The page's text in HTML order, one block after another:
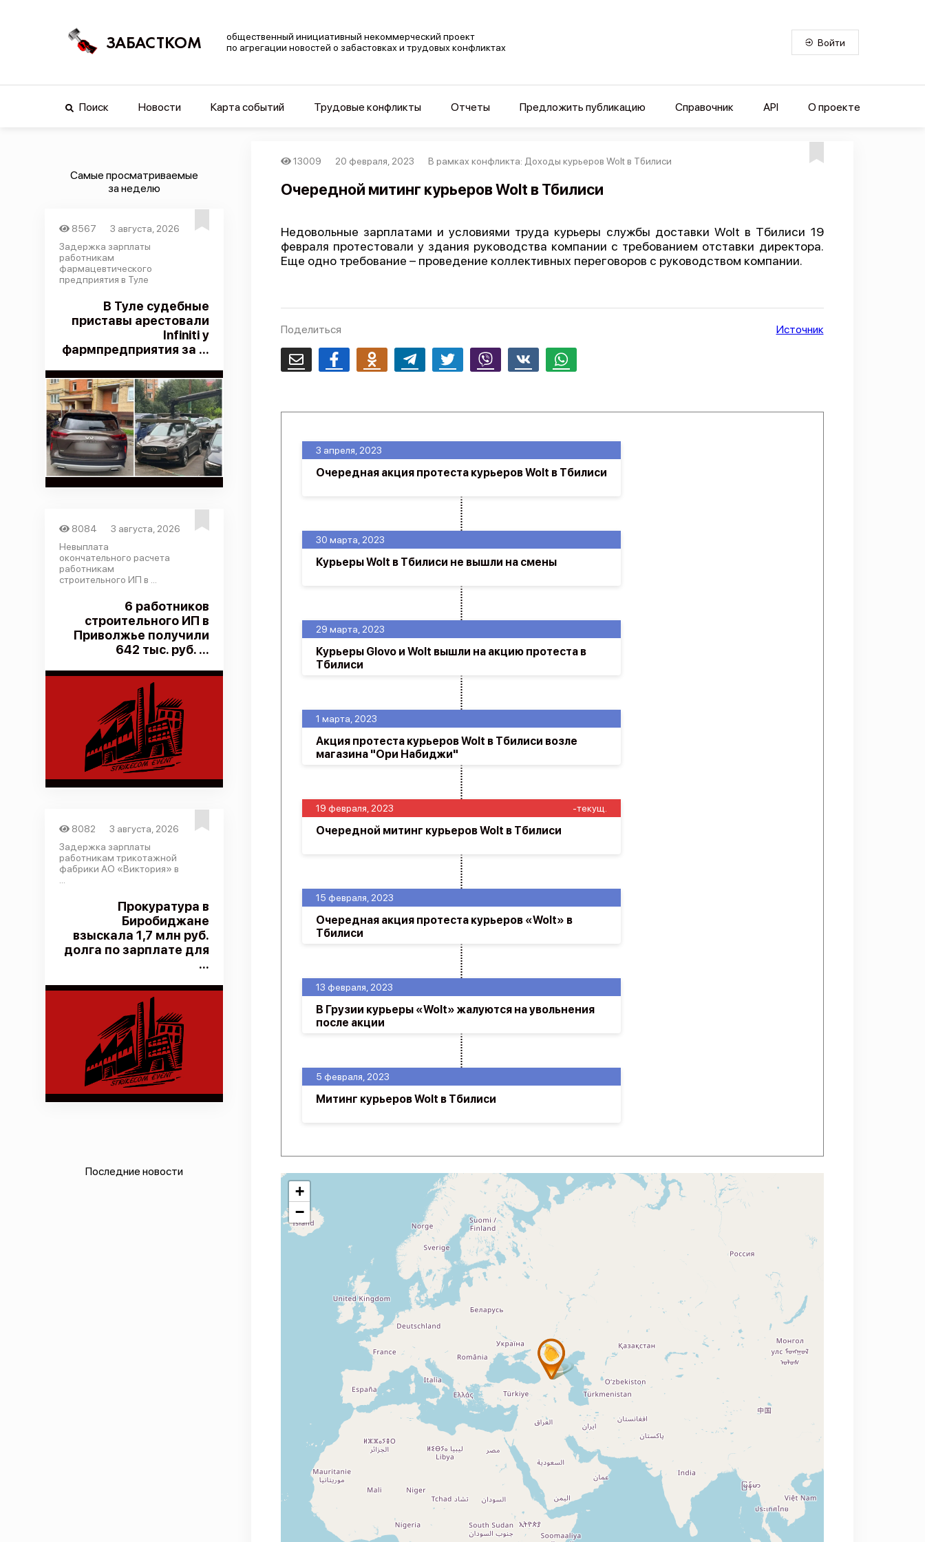
ЗАБАСТКОМ
общественный инициативный некоммерческий проект
по агрегации новостей о забастовках и трудовых конфликтах
Войти
Поиск Новости Карта событий Трудовые конфликты Отчеты Предложить публикацию Справочник API О проекте
Самые просматриваемые
за неделю
8567
3 августа, 2026
Задержка зарплаты
работникам
фармацевтического
предприятия в Туле
В Туле судебные
приставы арестовали
Infiniti у
фармпредприятия за ...
8084
3 августа, 2026
Невыплата
окончательного расчета
работникам
строительного ИП в ...
6 работников
строительного ИП в
Приволжье получили
642 тыс. руб. ...
8082
3 августа, 2026
Задержка зарплаты
работникам трикотажной
фабрики АО «Виктория» в
Прокуратура в
Биробиджане
взыскала 1,7 млн руб.
долга по зарплате для
...
Последние новости
13009 20 февраля, 2023 В рамках конфликта: Доходы курьеров Wolt в Тбилиси
Очередной митинг курьеров Wolt в Тбилиси
Недовольные зарплатами и условиями труда курьеры службы доставки Wolt в Тбилиси 19
февраля протестовали у здания руководства компании с требованием отставки директора.
Еще одно требование – проведение коллективных переговоров с руководством компании.
Поделиться
Email FacebookOdnoklassnikiTelegram Twitter Viber Whatsapp
Источник
5 февраля, 2023
Митинг курьеров Wolt в Тбилиси
13 февраля, 2023
В Грузии курьеры «Wolt» жалуются на увольнения
после акции
15 февраля, 2023
Очередная акция протеста курьеров «Wolt» в
Тбилиси
19 февраля, 2023 -текущ.
Очередной митинг курьеров Wolt в Тбилиси
1 марта, 2023
Акция протеста курьеров Wolt в Тбилиси возле
магазина "Ори Набиджи"
29 марта, 2023
Курьеры Glovo и Wolt вышли на акцию протеста в
Тбилиси
30 марта, 2023
Курьеры Wolt в Тбилиси не вышли на смены
3 апреля, 2023
Очередная акция протеста курьеров Wolt в Тбилиси
+
−